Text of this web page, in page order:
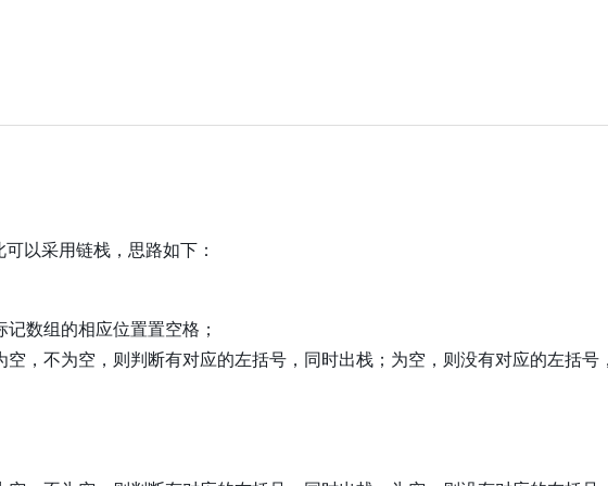
以采用链栈，思路如下：
数组的相应位置置空格；
空，不为空，则判断有对应的左括号，同时出栈；为空，则没有对应的左括号